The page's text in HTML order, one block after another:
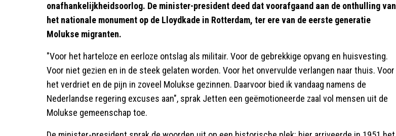
onafhankelijkheidsoorlog. De minister-president deed dat voorafgaand aan de onthulling van
het nationale monument op de Lloydkade in Rotterdam, ter ere van de eerste generatie
Molukse migranten.
"Voor het harteloze en eerloze ontslag als militair. Voor de gebrekkige opvang en huisvesting.
Voor niet gezien en in de steek gelaten worden. Voor het onvervulde verlangen naar thuis. Voor
het verdriet en de pijn in zoveel Molukse gezinnen. Daarvoor bied ik vandaag namens de
Nederlandse regering excuses aan", sprak Jetten een geëmotioneerde zaal vol mensen uit de
Molukse gemeenschap toe.